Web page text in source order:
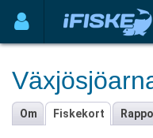
Om Fiskekort